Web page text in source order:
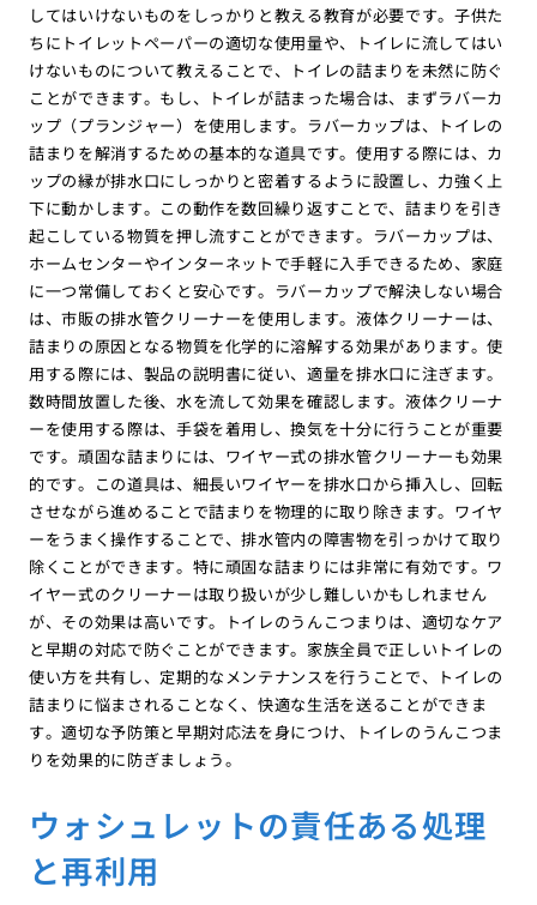
してはいけないものをしっかりと教える教育が必要です。子供た
ちにトイレットペーパーの適切な使用量や、トイレに流してはい
けないものについて教えることで、トイレの詰まりを未然に防ぐ
ことができます。もし、トイレが詰まった場合は、まずラバーカ
ップ（プランジャー）を使用します。ラバーカップは、トイレの
詰まりを解消するための基本的な道具です。使用する際には、カ
ップの縁が排水口にしっかりと密着するように設置し、力強く上
下に動かします。この動作を数回繰り返すことで、詰まりを引き
起こしている物質を押し流すことができます。ラバーカップは、
ホームセンターやインターネットで手軽に入手できるため、家庭
に一つ常備しておくと安心です。ラバーカップで解決しない場合
は、市販の排水管クリーナーを使用します。液体クリーナーは、
詰まりの原因となる物質を化学的に溶解する効果があります。使
用する際には、製品の説明書に従い、適量を排水口に注ぎます。
数時間放置した後、水を流して効果を確認します。液体クリーナ
ーを使用する際は、手袋を着用し、換気を十分に行うことが重要
です。頑固な詰まりには、ワイヤー式の排水管クリーナーも効果
的です。この道具は、細長いワイヤーを排水口から挿入し、回転
させながら進めることで詰まりを物理的に取り除きます。ワイヤ
ーをうまく操作することで、排水管内の障害物を引っかけて取り
除くことができます。特に頑固な詰まりには非常に有効です。ワ
イヤー式のクリーナーは取り扱いが少し難しいかもしれません
が、その効果は高いです。トイレのうんこつまりは、適切なケア
と早期の対応で防ぐことができます。家族全員で正しいトイレの
使い方を共有し、定期的なメンテナンスを行うことで、トイレの
詰まりに悩まされることなく、快適な生活を送ることができま
す。適切な予防策と早期対応法を身につけ、トイレのうんこつま
りを効果的に防ぎましょう。
ウォシュレットの責任ある処理
と再利用